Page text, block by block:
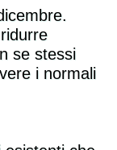
se stessi
i normali